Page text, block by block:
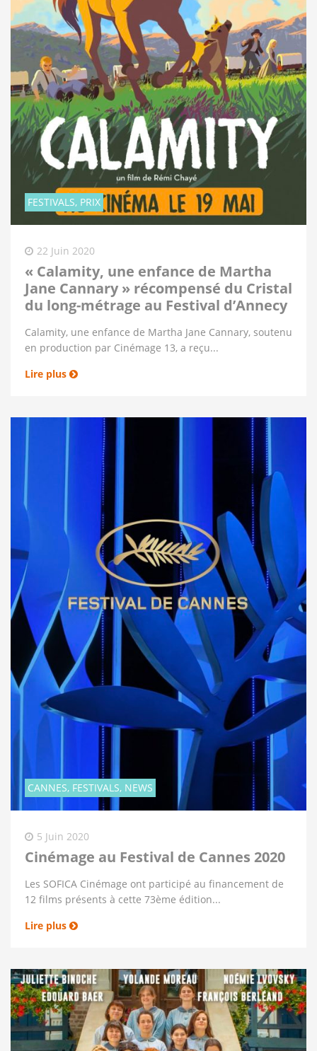
FESTIVALS, PRIX
22 Juin 2020
« Calamity, une enfance de Martha
Jane Cannary » récompensé du Cristal
du long-métrage au Festival d’Annecy
Calamity, une enfance de Martha Jane Cannary, soutenu
en production par Cinémage 13, a reçu...
Lire plus
CANNES, FESTIVALS, NEWS
5 Juin 2020
Cinémage au Festival de Cannes 2020
Les SOFICA Cinémage ont participé au financement de
12 films présents à cette 73ème édition...
Lire plus